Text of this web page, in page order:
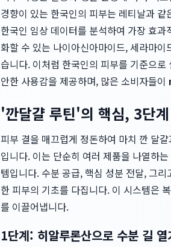
경향이 있는 한국인의 피부는 레티날과
한국인 임상 데이터를 분석하여 가장 효
화할 수 있는 나이아신아마이드, 세라마
습니다. 이처럼 한국인의 피부를 기준으
안한 사용감을 제공하며, 많은 소비자들이
'깐달걀 루틴'의 핵심, 3단
피부 결을 매끄럽게 정돈하여 마치 깐 달
입니다. 이는 단순히 여러 제품을 나열하
템입니다. 수분 공급, 핵심 성분 전달, 그
한 피부의 기초를 다집니다. 이 시스템은
를 이끌어냅니다.
1단계: 히알루론산으로 수분 길